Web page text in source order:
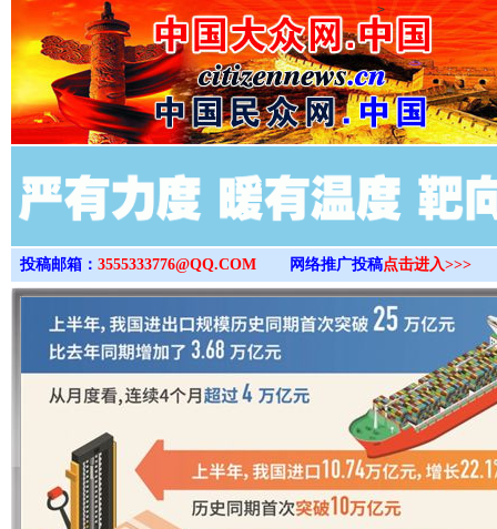
>
投稿邮箱： 3555333776@QQ.COM 网络推广投稿点击进入>>>